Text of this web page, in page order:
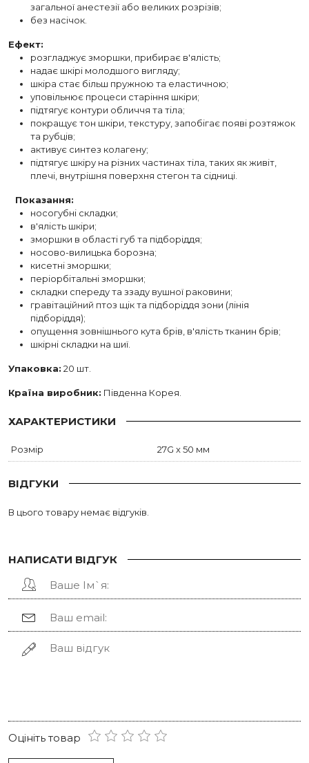
загальної анестезії або великих розрізів;
без насічок.
Ефект:
розгладжує зморшки, прибирає в'ялість;
надає шкірі молодшого вигляду;
шкіра стає більш пружною та еластичною;
уповільнює процеси старіння шкіри;
підтягує контури обличчя та тіла;
покращує тон шкіри, текстуру, запобігає появі розтяжок
та рубців;
активує синтез колагену;
підтягує шкіру на різних частинах тіла, таких як живіт,
плечі, внутрішня поверхня стегон та сідниці.
Показання:
носогубні складки;
в'ялість шкіри;
зморшки в області губ та підборіддя;
носово-вилицька борозна;
кисетні зморшки;
періорбітальні зморшки;
складки спереду та ззаду вушної раковини;
гравітаційний птоз щік та підборіддя зони (лінія
підборіддя);
опущення зовнішнього кута брів, в'ялість тканин брів;
шкірні складки на шиї.
Упаковка: 20 шт.
Країна виробник: Південна Корея.
ХАРАКТЕРИСТИКИ
Розмір 27G x 50 мм
ВІДГУКИ
В цього товару немає відгуків.
НАПИСАТИ ВІДГУК
Оцініть товар